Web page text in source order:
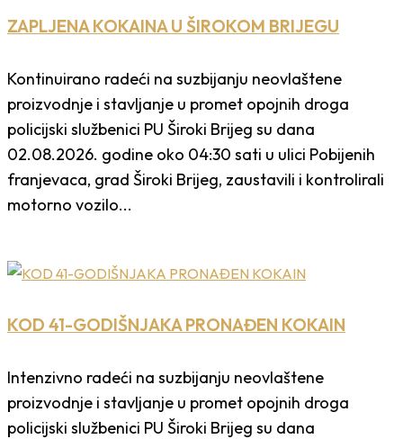
ZAPLJENA KOKAINA U ŠIROKOM BRIJEGU
Kontinuirano radeći na suzbijanju neovlaštene
proizvodnje i stavljanje u promet opojnih droga
policijski službenici PU Široki Brijeg su dana
02.08.2026. godine oko 04:30 sati u ulici Pobijenih
franjevaca, grad Široki Brijeg, zaustavili i kontrolirali
motorno vozilo...
KOD 41-GODIŠNJAKA PRONAĐEN KOKAIN
Intenzivno radeći na suzbijanju neovlaštene
proizvodnje i stavljanje u promet opojnih droga
policijski službenici PU Široki Brijeg su dana